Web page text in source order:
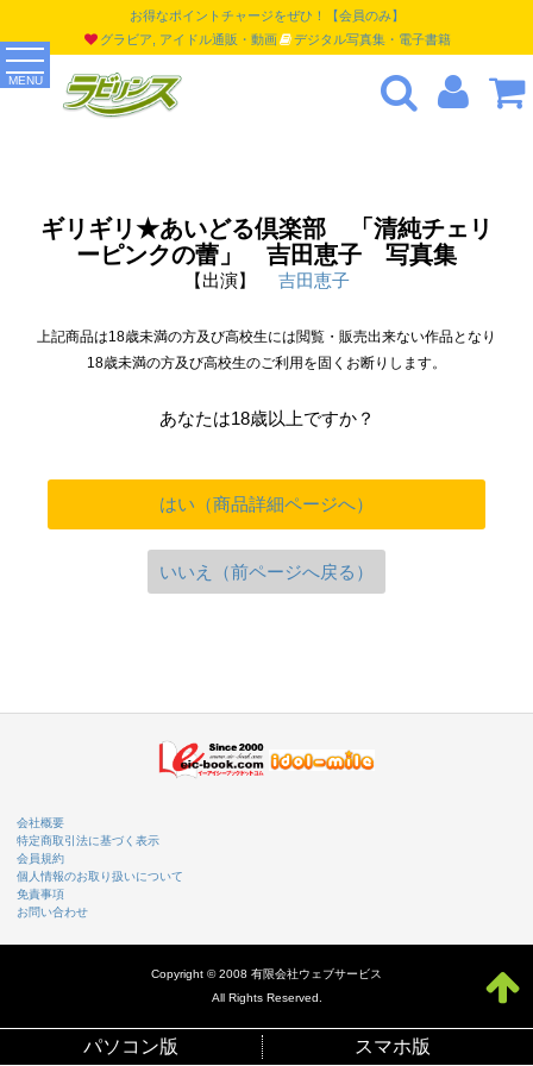
MENU
お得なポイントチャージをぜひ！【会員のみ】
グラビア, アイドル通販・動画
デジタル写真集・電子書籍
ギリギリ★あいどる倶楽部 「清純チェリ
ーピンクの蕾」 吉田恵子 写真集
【出演】 吉田恵子
上記商品は18歳未満の方及び高校生には閲覧・販売出来ない作品となり
18歳未満の方及び高校生のご利用を固くお断りします。
あなたは18歳以上ですか？
はい（商品詳細ページへ）
いいえ（前ページへ戻る）
会社概要
特定商取引法に基づく表示
会員規約
個人情報のお取り扱いについて
免責事項
お問い合わせ
Copyright © 2008 有限会社ウェブサービス
All Rights Reserved.
パソコン版 スマホ版